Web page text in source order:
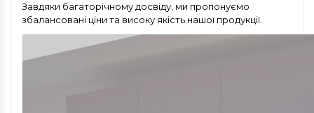
Завдяки багаторічному досвіду, ми пропонуємо
збалансовані ціни та високу якість нашої продукції.